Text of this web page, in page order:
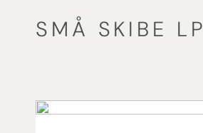
SMÅ SKIBE LP